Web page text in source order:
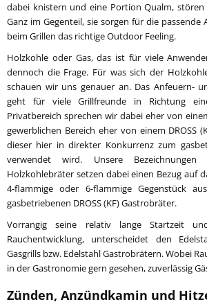
dabei knistern und eine Portion Qualm,
Ganz im Gegenteil, sie sorgen für die passende
beim Grillen das richtige Outdoor Feeling.
Holzkohle oder Gas, das ist für viele
dennoch die Frage. Für was sich der
schauen wir uns genauer an. Das Anfeuern-
geht für viele Grillfreunde in Richtung
Privatbereich sprechen wir dabei eher von
gewerblichen Bereich eher von einem DROSS
dieser hier in direkter Konkurrenz zum
verwendet wird. Unsere
Holzkohlebräter setzen dabei einen Bezug auf
4-flammige oder 6-flammige Gegenstück
gasbetriebenen DROSS (KF) Gastrobräter.
Vorrangig seine relativ lange Startzeit
Rauchentwicklung, unterscheidet den
Gasgrills bzw. Edelstahl Gastrobrätern. Wobei
in der Gastronomie gern gesehen, zuverlässig
Zünden, Anzündkamin und